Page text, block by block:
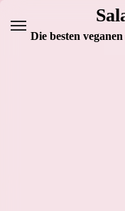
Inhalt
Die besten